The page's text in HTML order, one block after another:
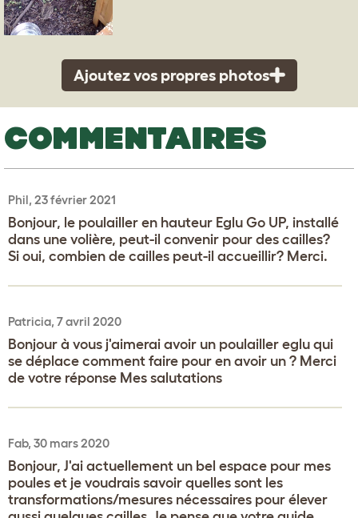
Ajoutez vos propres photos
COMMENTAIRES
Phil, 23 février 2021
Bonjour, le poulailler en hauteur Eglu Go UP, installé
dans une volière, peut-il convenir pour des cailles?
Si oui, combien de cailles peut-il accueillir? Merci.
Patricia, 7 avril 2020
Bonjour à vous j'aimerai avoir un poulailler eglu qui
se déplace comment faire pour en avoir un ? Merci
de votre réponse Mes salutations
Fab, 30 mars 2020
Bonjour, J'ai actuellement un bel espace pour mes
poules et je voudrais savoir quelles sont les
transformations/mesures nécessaires pour élever